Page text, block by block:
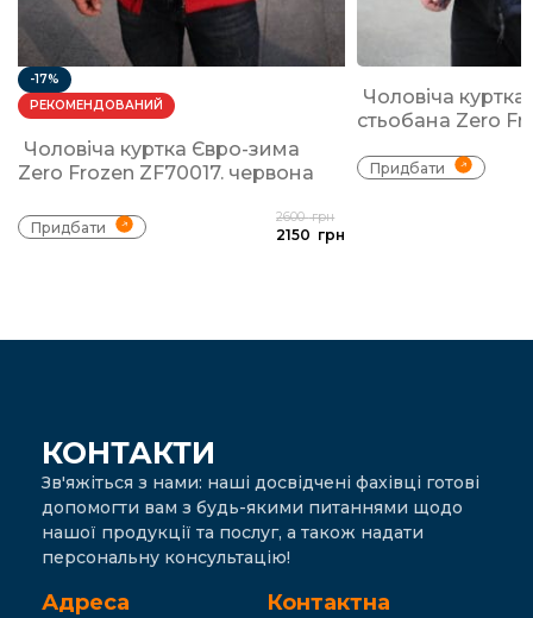
-17%
РЕКОМЕНДОВАНИЙ
Чоловіча куртка Євро-зима
Zero Frozen ZF70017. червона
Придбати
2600грн
2150 грн
Чоловіча
стьобана Zero
Придбати
КОНТАКТИ
Зв'яжіться з нами: наші досвідчені фахівці готові
допомогти вам з будь-якими питаннями щодо
нашої продукції та послуг, а також надати
персональну консультацію!
Адреса
Контактна